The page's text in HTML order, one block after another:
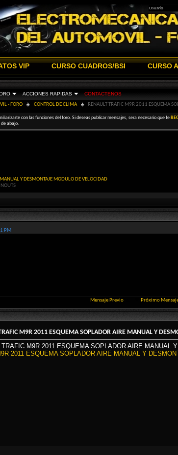
ACCIONES RAPIDAS CONTACTENOS
VIP CURSO CUADROS/BSI CURSO
- FORO CONTROL DE CLIMA RENAULT TRAFIC M9R 2011 ESQUEMA
con las funciones del foro. Si deseas publicar mensajes, sera necesario que te
abajo.
Y DESMONTAJE MODULO DE VELOCIDAD
PM
Mensaje Previo Próximo
M9R 2011 ESQUEMA SOPLADOR AIRE MANUAL Y
TRAFIC M9R 2011 ESQUEMA SOPLADOR AIRE MANUAL
2011 ESQUEMA SOPLADOR AIRE MANUAL Y